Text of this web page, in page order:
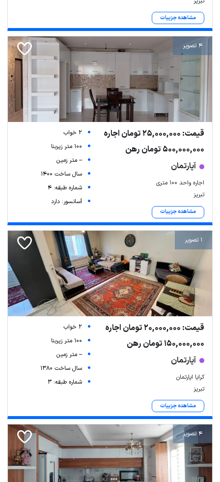
مشاهده جزییات
4 تصویر
قیمت: 25,000,000 تومان اجاره
500,000,000 تومان رهن
آپارتمان
اجاره واحد ۱۰۰ متری
تبریز
مشاهده جزییات
2 خواب
100 متر زیربنا
-- متر زمین
سال ساخت 1400
شماره طبقه: 4
آسانسور: دارد
1 تصویر
قیمت: 20,000,000 تومان اجاره
150,000,000 تومان رهن
آپارتمان
کرایا اپارتمان
تبریز
مشاهده جزییات
2 خواب
100 متر زیربنا
-- متر زمین
سال ساخت 1380
شماره طبقه: 3
4 تصویر